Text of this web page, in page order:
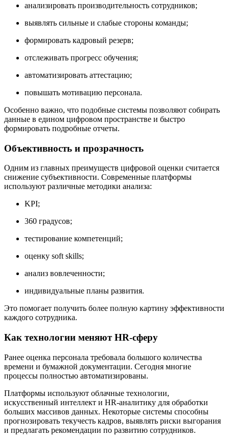
анализировать производительность сотрудников;
выявлять сильные и слабые стороны команды;
формировать кадровый резерв;
отслеживать прогресс обучения;
автоматизировать аттестацию;
повышать мотивацию персонала.
Особенно важно, что подобные системы позволяют собирать
данные в едином цифровом пространстве и быстро
формировать подробные отчеты.
Объективность и прозрачность
Одним из главных преимуществ цифровой оценки считается
снижение субъективности. Современные платформы
используют различные методики анализа:
KPI;
360 градусов;
тестирование компетенций;
оценку soft skills;
анализ вовлеченности;
индивидуальные планы развития.
Это помогает получить более полную картину эффективности
каждого сотрудника.
Как технологии меняют HR-сферу
Ранее оценка персонала требовала большого количества
времени и бумажной документации. Сегодня многие
процессы полностью автоматизированы.
Платформы используют облачные технологии,
искусственный интеллект и HR-аналитику для обработки
больших массивов данных. Некоторые системы способны
прогнозировать текучесть кадров, выявлять риски выгорания
и предлагать рекомендации по развитию сотрудников.